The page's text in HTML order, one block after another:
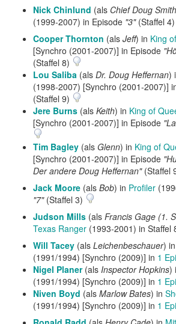
Nick Chinlund (als Chief Doug Smith
(1999-2007) in Episode "3"(Staffel 4)
Cooper Thornton (als Jeff) in King
[Synchro (2001-2007)] in Episode
(Staffel 8)
Lou Saliba (als Dr. Doug Heffernan)
(1998-2007) [Synchro (2001-2007)]
(Staffel 9)
Jere Burns (als Keith) in King of
[Synchro (2001-2007)] in Episode
Tim Bagley (als Glenn) in King of
[Synchro (2001-2007)] in Episode
Der andere Doug Heffernan"(Staffel
Jack Moore (als Bob) in Profiler
"7"(Staffel 3)
Judson Mills (als Francis Gage (1.
Texas Ranger (1993-2001) in Staffel
Will Tacey (als Leichenbeschauer) in
(1991/1994) [Synchro (2009)] in 1
Nigel Planer(als Inspector Hopkins)
(1991/1994) [Synchro (2009)] in 1
Niven Boyd (als Marlow Bates) in
(1991/1994) [Synchro (2009)] in 1